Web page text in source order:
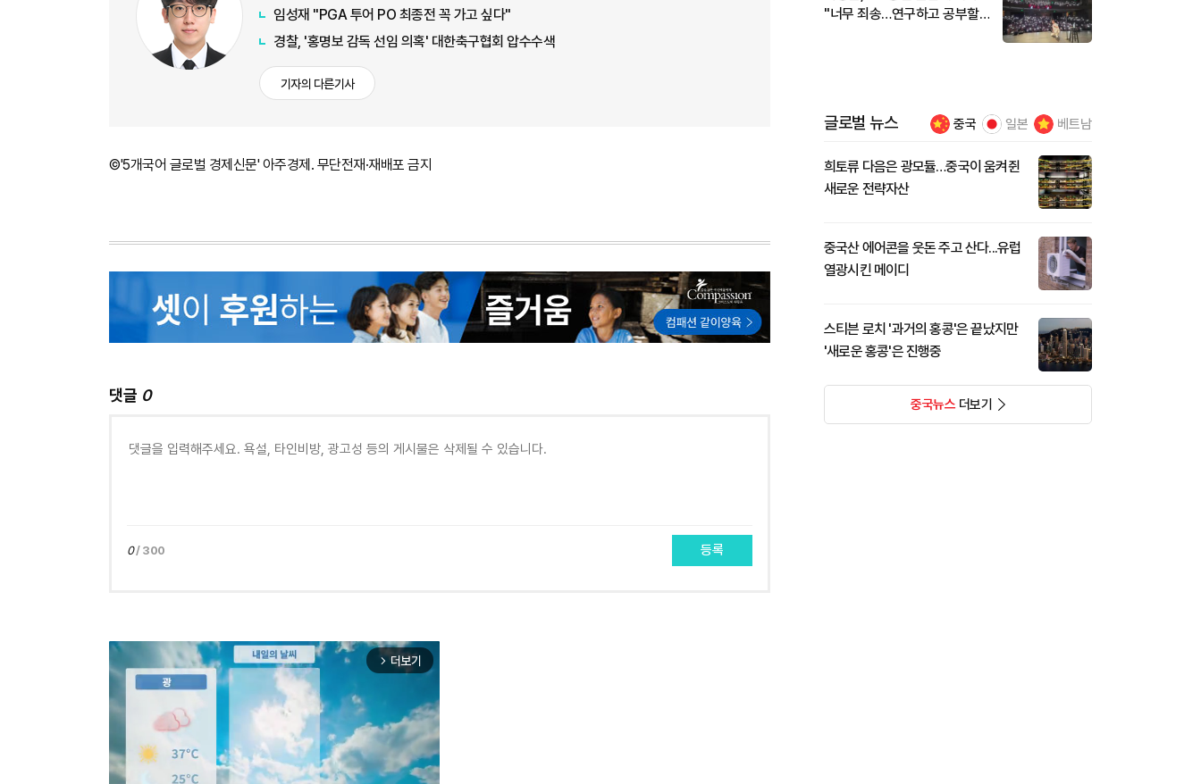
임성재 "PGA 투어 PO 최종전 꼭 가고 싶다"
경찰, '홍명보 감독 선임 의혹' 대한축구협회 압수수색
기자의 다른기사
©'5개국어 글로벌 경제신문' 아주경제. 무단전재·재배포 금지
댓글 0
0/ 300 등록
arrow_forward_ios 더보기
"너무 죄송…연구하고 공부할
글로벌 뉴스 중국 일본 베트남
희토류 다음은 광모듈…중국이 움켜쥔
새로운 전략자산
중국산 에어콘을 웃돈 주고 산다...유럽
열광시킨 메이디
스티븐 로치 '과거의 홍콩'은 끝났지만
'새로운 홍콩'은 진행중
중국뉴스더보기